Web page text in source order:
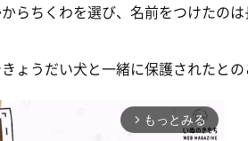
らちくわを選び、名前をつけたのは
ょうだい犬と一緒に保護されたとの
arrow_forward_ios もっとみる